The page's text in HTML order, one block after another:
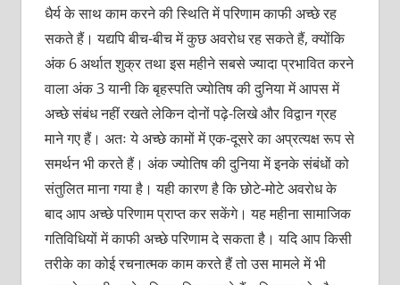
धैर्य के साथ काम करने की स्थिति में परिणाम काफी अच्छे रह
सकते हैं। यद्यपि बीच-बीच में कुछ अवरोध रह सकते हैं, क्योंकि
अंक 6 अर्थात शुक्र तथा इस महीने सबसे ज्यादा प्रभावित करने
वाला अंक 3 यानी कि बृहस्पति ज्योतिष की दुनिया में आपस में
अच्छे संबंध नहीं रखते लेकिन दोनों पढ़े-लिखे और विद्वान ग्रह
माने गए हैं। अतः ये अच्छे कामों में एक-दूसरे का अप्रत्यक्ष रूप से
समर्थन भी करते हैं। अंक ज्योतिष की दुनिया में इनके संबंधों को
संतुलित माना गया है। यही कारण है कि छोटे-मोटे अवरोध के
बाद आप अच्छे परिणाम प्राप्त कर सकेंगे। यह महीना सामाजिक
गतिविधियों में काफी अच्छे परिणाम दे सकता है। यदि आप किसी
तरीके का कोई रचनात्‍मक काम करते हैं तो उस मामले में भी